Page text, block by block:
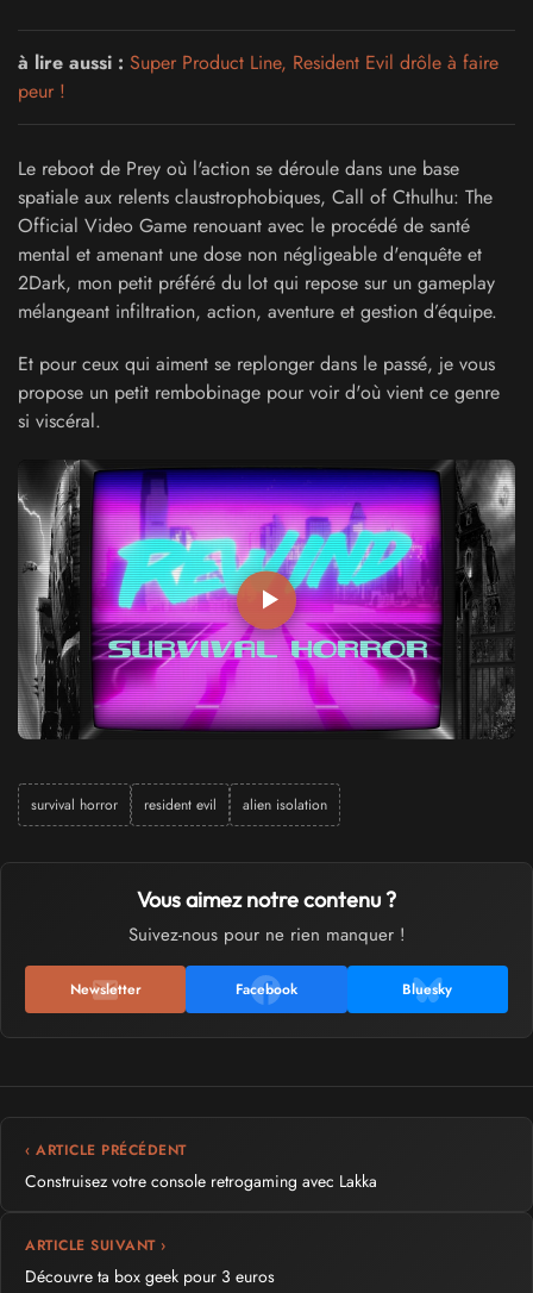
à lire aussi : Super Product Line, Resident Evil drôle à faire
peur !
Le reboot de Prey où l'action se déroule dans une base
spatiale aux relents claustrophobiques, Call of Cthulhu: The
Official Video Game renouant avec le procédé de santé
mental et amenant une dose non négligeable d'enquête et
2Dark, mon petit préféré du lot qui repose sur un gameplay
mélangeant infiltration, action, aventure et gestion d’équipe.
Et pour ceux qui aiment se replonger dans le passé, je vous
propose un petit rembobinage pour voir d'où vient ce genre
si viscéral.
survival horror resident evil alien isolation
Vous aimez notre contenu ?
Suivez-nous pour ne rien manquer !
Newsletter Facebook Bluesky
‹ ARTICLE PRÉCÉDENT
Construisez votre console retrogaming avec Lakka
ARTICLE SUIVANT ›
Découvre ta box geek pour 3 euros